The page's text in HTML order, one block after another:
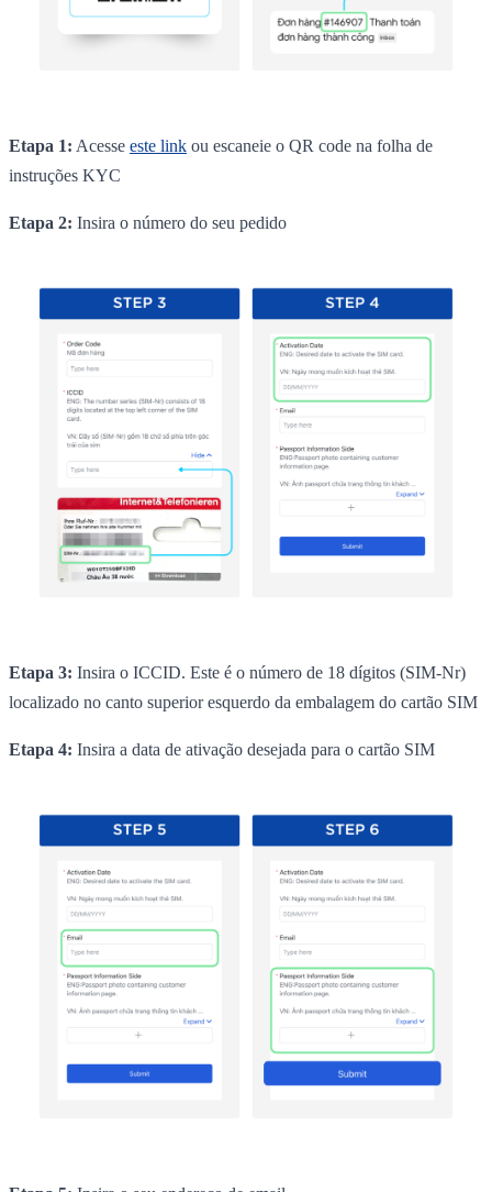
Etapa 1: Acesse este link ou escaneie o QR code na folha de
instruções KYC
Etapa 2: Insira o número do seu pedido
Etapa 3: Insira o ICCID. Este é o número de 18 dígitos (SIM-Nr)
localizado no canto superior esquerdo da embalagem do cartão SIM
Etapa 4: Insira a data de ativação desejada para o cartão SIM